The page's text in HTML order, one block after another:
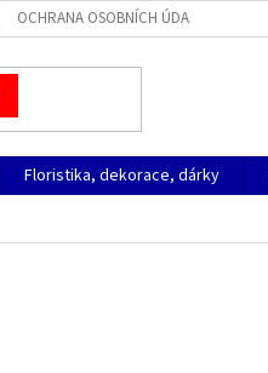
OCHRANA OSOBNÍCH ÚDAJŮ
Floristika, dekorace, dárky